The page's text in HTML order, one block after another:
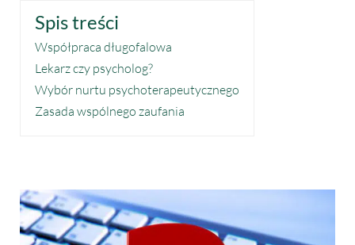
Spis treści
Współpraca długofalowa
Lekarz czy psycholog?
Wybór nurtu psychoterapeutycznego
Zasada wspólnego zaufania